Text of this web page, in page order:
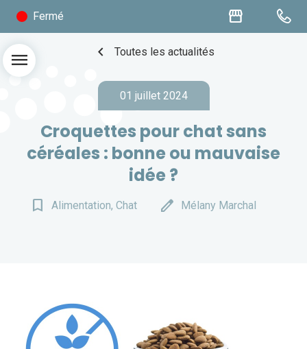
Fermé storefront
menu chevron_left Toutes les actualités
01 juillet 2024
Croquettes pour chat sans
céréales : bonne ou mauvaise
idée ?
bookmark_border Alimentation, Chat edit Mélany Marchal